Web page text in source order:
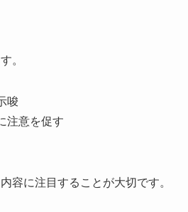
。
唆
注意を促す
容に注目することが大切です。